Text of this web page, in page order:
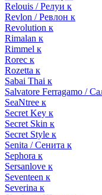
Relouis / Релуи к
Revlon / Ревлон к
Revolution к
Rimalan к
Rimmel к
Rorec к
Rozetta к
Sabai Thai к
Salvatore Ferragamo /
SeaNtree к
Secret Key к
Secret Skin к
Secret Style к
Senita / Сенита к
Sephora к
Sersanlove к
Seventeen к
Severina к